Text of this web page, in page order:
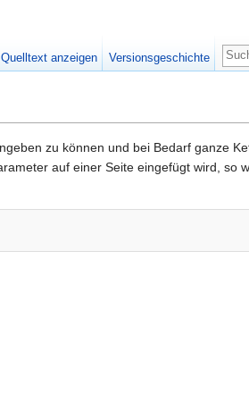
zu können und bei Bedarf ganze
auf einer Seite eingefügt wird, so
Quelltext anzeigen Versionsgeschichte